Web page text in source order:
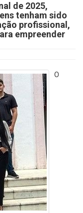
de 2025,
tenham sido
profissional,
empreender
O